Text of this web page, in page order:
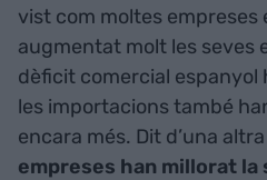
vist com moltes empreses
augmentat molt les seves
dèficit comercial
les importacions també
encara més. Dit d’una
empreses han millorat